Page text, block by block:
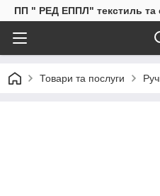
ПП " РЕД ЕППЛ" текстиль та
Товари та послуги